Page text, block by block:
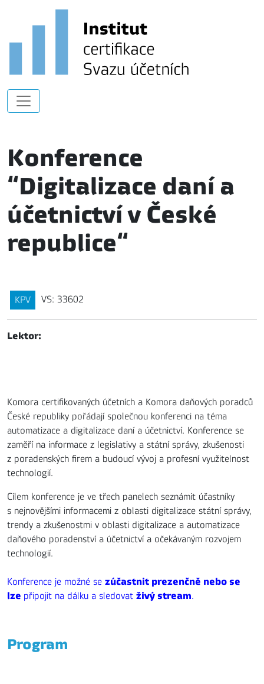
Konference
“Digitalizace daní a
účetnictví v České
republice“
KPV VS: 33602
Lektor:
Komora certifikovaných účetních a Komora daňových poradců
České republiky pořádají společnou konferenci na téma
automatizace a digitalizace daní a účetnictví. Konference se
zaměří na informace z legislativy a státní správy, zkušenosti
z poradenských firem a budoucí vývoj a profesní využitelnost
technologií.
Cílem konference je ve třech panelech seznámit účastníky
s nejnovějšími informacemi z oblasti digitalizace státní správy,
trendy a zkušenostmi v oblasti digitalizace a automatizace
daňového poradenství a účetnictví a očekávaným rozvojem
technologií.
Konference je možné se zúčastnit prezenčně nebo se
lze připojit na dálku a sledovat živý stream.
Program